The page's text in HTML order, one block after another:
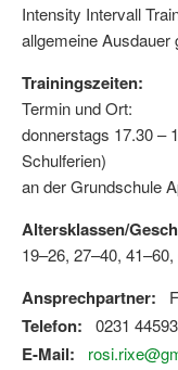
Intensity Intervall
allgemeine Ausdauer
Trainingszeiten:
Termin und Ort:
donnerstags 17.30 –
Schulferien)
an der Grundschule
Altersklassen/
19–26, 27–40,
Ansprechpartner:
Telefon: 0231
E-Mail: